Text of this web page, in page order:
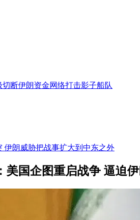
断伊朗资金网络打击影子船队
伊朗威胁把战事扩大到中东之外
美国企图重启战争 逼迫